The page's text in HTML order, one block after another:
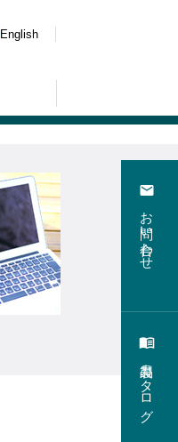
English
email
お問い合わせ
menu_book
製品カタログ